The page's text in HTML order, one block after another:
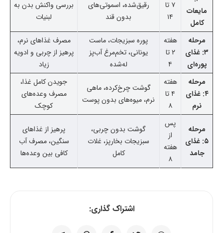
مایعات
کامل
۷ تا
۱۴
رقیق‌شده، اسموتی‌های
بدون قند
بررسی واکنش بدن به
لبنیات
مرحله
۳: غذای
پوره‌ای
هفته
۲ تا
۴
پوره سبزیجات، ماست
یونانی، تخم‌مرغ آب‌پز
له‌شده
مصرف غذاهای نرم،
پرهیز از چربی و ادویه
زیاد
مرحله
۴: غذای
نرم
هفته
۴ تا
۸
گوشت چرخ‌کرده، ماهی
نرم، میوه‌های بدون پوست
جویدن کامل غذا،
مصرف وعده‌های
کوچک
مرحله
۵: غذای
جامد
پس
از
هفته
۸
گوشت بدون چربی،
سبزیجات بخارپز، غلات
کامل
پرهیز از غذاهای
سنگین، مصرف آب
کافی بین وعده‌ها
اشتراک گذاری: